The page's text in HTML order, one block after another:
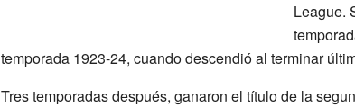
League.
temporada 1923-24, cuando descendió al terminar
Tres temporadas después, ganaron el título de la